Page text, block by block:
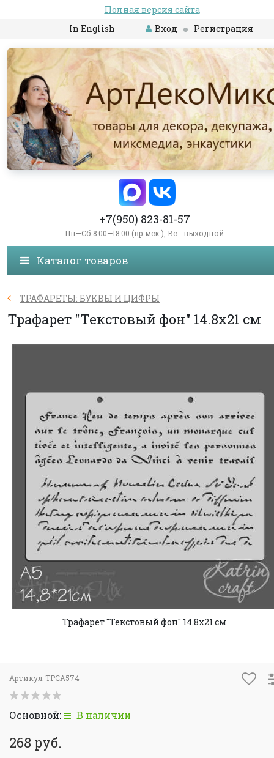
Полная версия сайта
In English
Вход Регистрация
+7(950) 823-81-57
Пн—Сб 8:00—18:00 (вр.мск.), Вс - выходной
Каталог товаров
ТРАФАРЕТЫ: БУКВЫ И ЦИФРЫ
Трафарет "Текстовый фон" 14.8х21 см
Трафарет "Текстовый фон" 14.8х21 см
Артикул: TPCA574
Основной: В наличии
268 руб.